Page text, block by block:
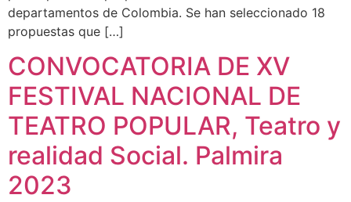
departamentos de Colombia. Se han seleccionado 18
propuestas que […]
CONVOCATORIA DE XV
FESTIVAL NACIONAL DE
TEATRO POPULAR, Teatro y
realidad Social. Palmira
2023